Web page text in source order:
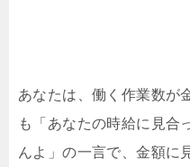
あなたは、働く作業数が
も「あなたの時給に見合
んよ」の一言で、金額に